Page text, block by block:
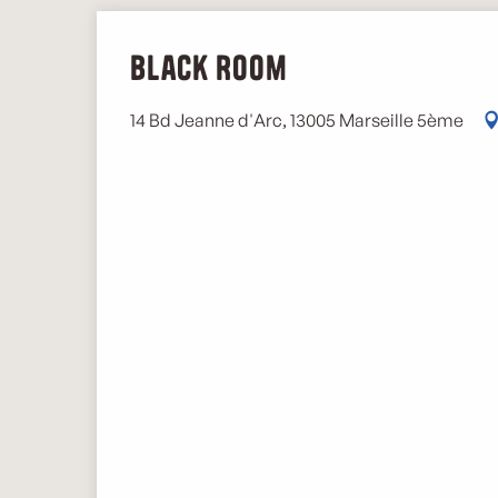
Black Room
14 Bd Jeanne d'Arc, 13005 Marseille 5ème